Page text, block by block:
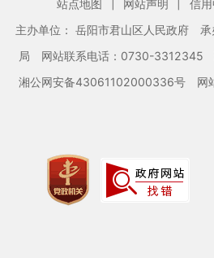
站点地图 网站声明 信
主办单位： 岳阳市君山区人民政府
局
网站联系电话：0730-3312345
湘公网安备43061102000336号
网